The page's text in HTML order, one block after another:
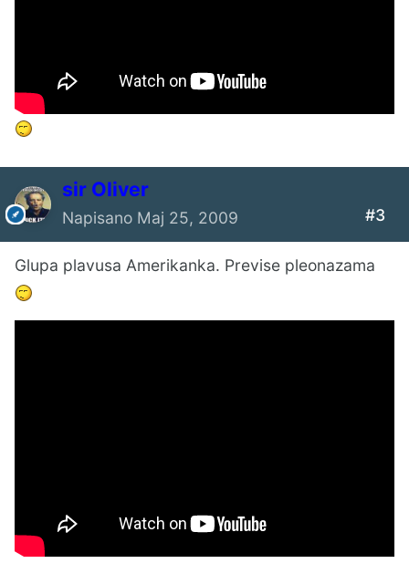
sir Oliver
Napisano Maj 25, 2009 #3
Glupa plavusa Amerikanka. Previse pleonazama